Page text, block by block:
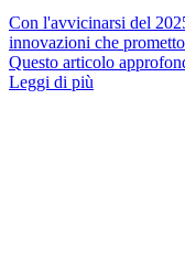
Con l'avvicinarsi del
innovazioni che
Questo articolo
Leggi di più